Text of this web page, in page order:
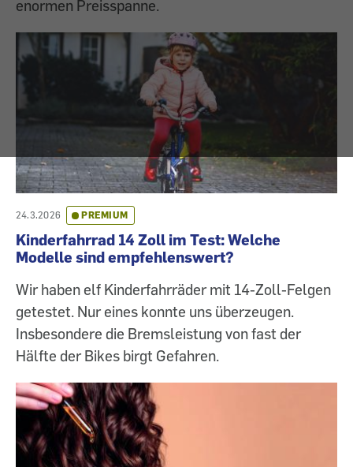
enormen Preisspanne.
24.3.2026 PREMIUM
Kinderfahrrad 14 Zoll im Test: Welche
Modelle sind empfehlenswert?
Wir haben elf Kinderfahrräder mit 14-Zoll-Felgen
getestet. Nur eines konnte uns überzeugen.
Insbesondere die Bremsleistung von fast der
Hälfte der Bikes birgt Gefahren.